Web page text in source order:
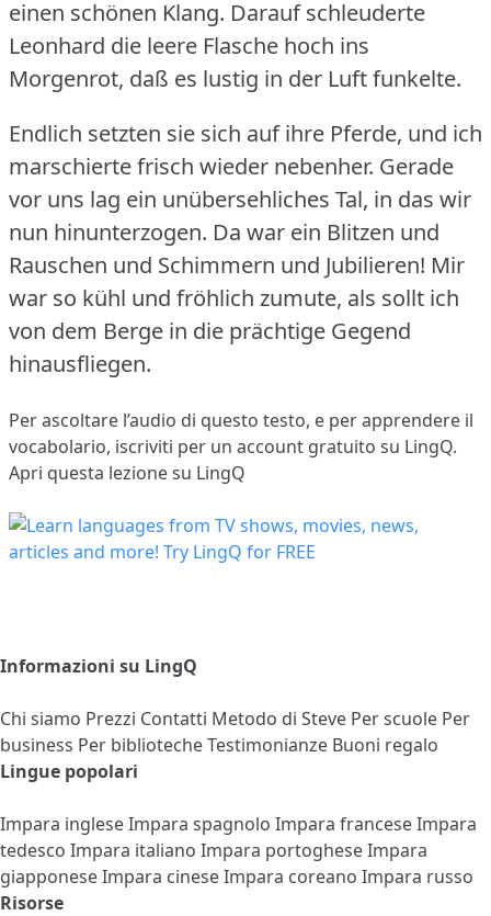
einen schönen Klang. Darauf schleuderte
Leonhard die leere Flasche hoch ins
Morgenrot, daß es lustig in der Luft funkelte.
Endlich setzten sie sich auf ihre Pferde, und ich
marschierte frisch wieder nebenher. Gerade
vor uns lag ein unübersehliches Tal, in das wir
nun hinunterzogen. Da war ein Blitzen und
Rauschen und Schimmern und Jubilieren! Mir
war so kühl und fröhlich zumute, als sollt ich
von dem Berge in die prächtige Gegend
hinausfliegen.
Per ascoltare l’audio di questo testo, e per apprendere il
vocabolario, iscriviti per un account gratuito su LingQ.
Apri questa lezione su LingQ
Informazioni su LingQ
Chi siamo Prezzi Contatti Metodo di Steve Per scuole Per
business Per bibliotecheTestimonianze Buoni regalo
Lingue popolari
Impara ingleseImpara spagnolo Impara franceseImpara
tedesco Impara italiano Impara portogheseImpara
giapponeseImpara cineseImpara coreano Impara russo
Risorse